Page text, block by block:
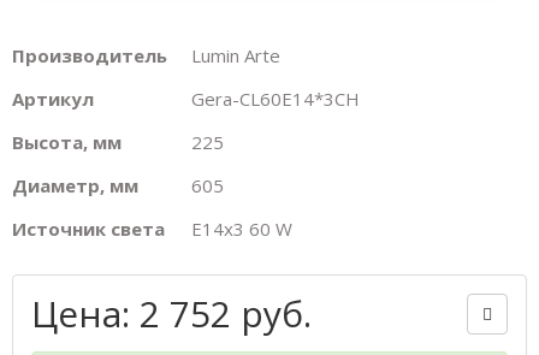
Производитель
Lumin Arte
Артикул
Gera-CL60E14*3CH
Высота, мм
225
Диаметр, мм
605
Источник света
E14х3 60 W
Цена: 2 752 руб.